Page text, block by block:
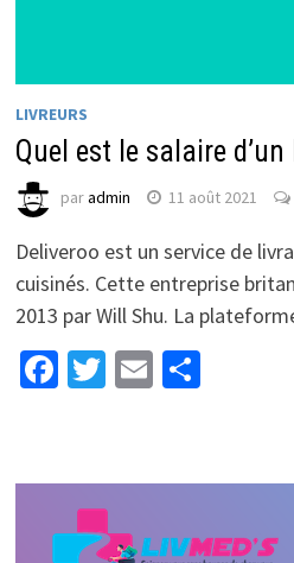
LIVREURS
Quel est le salaire
paradmin 11 août 2021
Deliveroo est un service de
cuisinés. Cette entreprise
2013 par Will Shu. La
Facebook
Twitter
Email